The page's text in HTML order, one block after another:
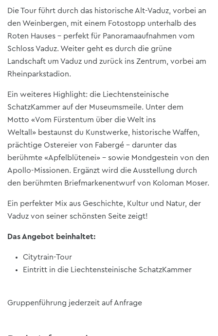
Die Tour führt durch das historische Alt-Vaduz, vorbei an
den Weinbergen, mit einem Fotostopp unterhalb des
Roten Hauses – perfekt für Panoramaaufnahmen vom
Schloss Vaduz. Weiter geht es durch die grüne
Landschaft um Vaduz und zurück ins Zentrum, vorbei am
Rheinparkstadion.
Ein weiteres Highlight: die Liechtensteinische
SchatzKammer auf der Museumsmeile. Unter dem
Motto «Vom Fürstentum über die Welt ins
Weltall» bestaunst du Kunstwerke, historische Waffen,
prächtige Ostereier von Fabergé – darunter das
berühmte «Apfelblütenei» – sowie Mondgestein von den
Apollo-Missionen. Ergänzt wird die Ausstellung durch
den berühmten Briefmarkenentwurf von Koloman Moser.
Ein perfekter Mix aus Geschichte, Kultur und Natur, der
Vaduz von seiner schönsten Seite zeigt!
Das Angebot beinhaltet:
Citytrain-Tour
Eintritt in die Liechtensteinische SchatzKammer
Gruppenführung jederzeit auf Anfrage